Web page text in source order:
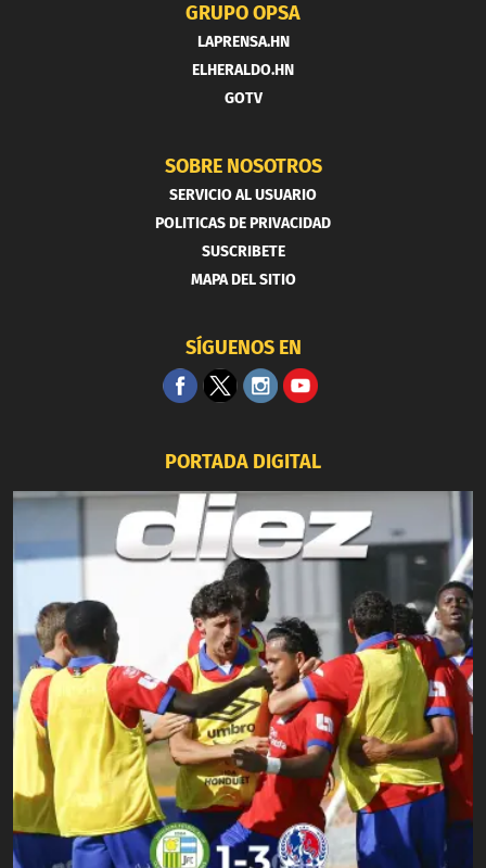
GRUPO OPSA
LAPRENSA.HN
ELHERALDO.HN
GOTV
SOBRE NOSOTROS
SERVICIO AL USUARIO
POLITICAS DE PRIVACIDAD
SUSCRIBETE
MAPA DEL SITIO
SÍGUENOS EN
PORTADA DIGITAL